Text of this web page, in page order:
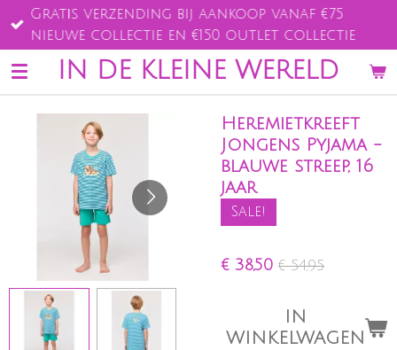
Ga
direct
naar
de
IN DE KLEINE WERELD
Gratis verzending bij aankoop vanaf €75
nieuwe collectie en €150 outlet collectie
Heremietkreeft
Jongens Pyjama -
blauwe streep, 16
jaar
Sale!
€ 38,50 € 54,95
IN
WINKELWAGEN